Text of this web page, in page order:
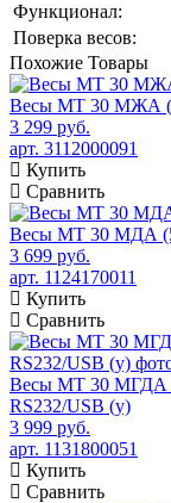
Функционал:
Поверка весов:
Похожие Товары
Весы МТ 30 МЖА
3 299 руб.
арт. 3112000091
Купить
Сравнить
Весы МТ 30 МДА
3 699 руб.
арт. 1124170011
Купить
Сравнить
Весы МТ 30 МГДА
RS232/USB (у)
3 999 руб.
арт. 1131800051
Купить
Сравнить